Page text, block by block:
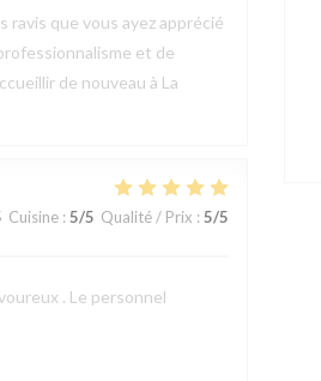
ravis que vous ayez apprécié
et de
de nouveau à La
Cuisine: 5/5 Qualité / Prix : 5/5
. Le personnel